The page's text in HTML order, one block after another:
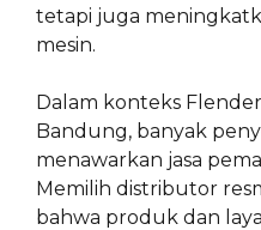
tetapi juga
mesin.
Dalam konteks
Bandung, banyak
menawarkan jasa
Memilih distributor
bahwa produk dan